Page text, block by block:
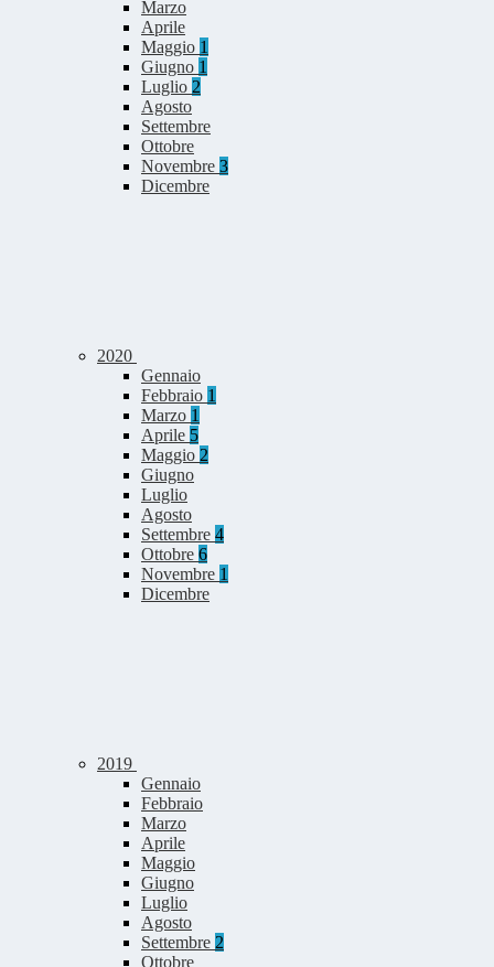
Marzo
Aprile
Maggio 1
Giugno 1
Luglio 2
Agosto
Settembre
Ottobre
Novembre 3
Dicembre
2020
Gennaio
Febbraio 1
Marzo 1
Aprile 5
Maggio 2
Giugno
Luglio
Agosto
Settembre 4
Ottobre 6
Novembre 1
Dicembre
2019
Gennaio
Febbraio
Marzo
Aprile
Maggio
Giugno
Luglio
Agosto
Settembre 2
Ottobre